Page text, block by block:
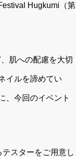
Hugkumi（第
肌への配慮を大切
イルを諦めてい
、今回のイベント
スターをご用意し